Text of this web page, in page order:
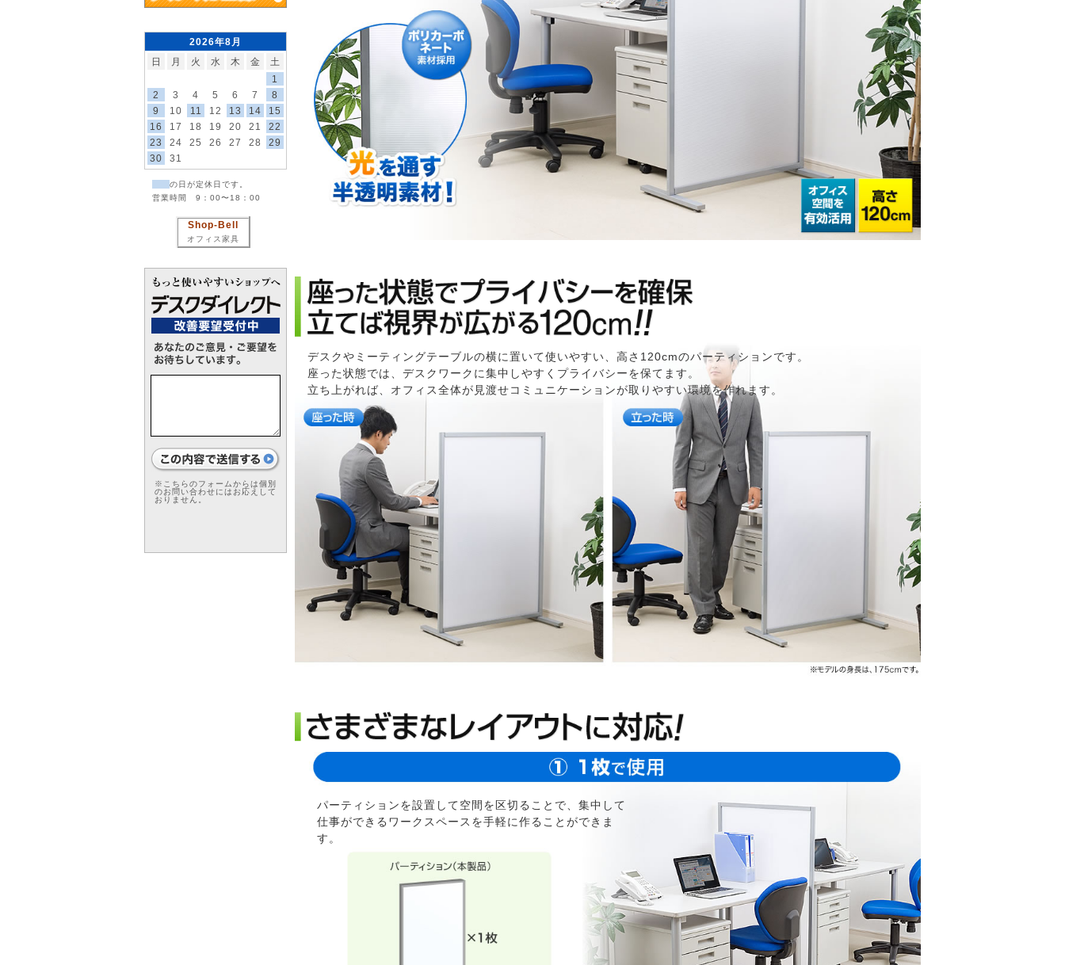
2026年8月
日
月 火 水 木 金
土
1
2
3 4 5 6 7
8
9
10 11 12 13 14
15
16
17 18 19 20 21
22
23
24 25 26 27 28
29
30
31
の日が定休日です。
営業時間 9：00〜18：00
Shop-Bell
オフィス家具
※こちらのフォームからは個別
のお問い合わせにはお応えして
おりません。
デスクやミーティングテーブルの横に置いて使いやすい、高さ120cmのパーティションです。
座った状態では、デスクワークに集中しやすくプライバシーを保てます。
立ち上がれば、オフィス全体が見渡せコミュニケーションが取りやすい環境を作れます。
パーティションを設置して空間を区切ることで、集中して
仕事ができるワークスペースを手軽に作ることができま
す。